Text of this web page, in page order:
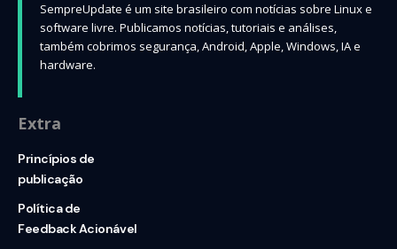
SempreUpdate é um site brasileiro com notícias sobre Linux e
software livre. Publicamos notícias, tutoriais e análises,
também cobrimos segurança, Android, Apple, Windows, IA e
hardware.
Extra
Princípios de
publicação
Política de
Feedback Acionável